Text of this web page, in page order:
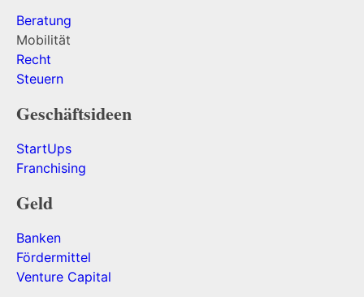
Beratung
Mobilität
Recht
Steuern
Geschäftsideen
StartUps
Franchising
Geld
Banken
Fördermittel
Venture Capital